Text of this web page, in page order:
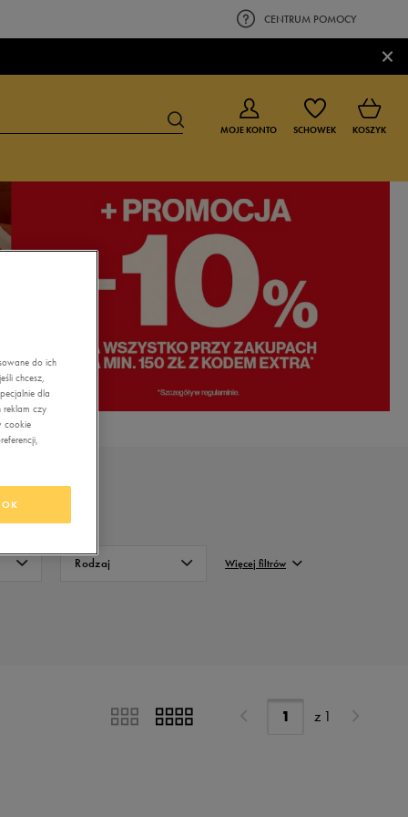
CENTRUM POMOCY
×
BUTY DLA CHŁOPCA BUTY DLA DZIEWCZYNKI
0-4 lat
4-8 lat
9-16 lat
MOJE KONTO SCHOWEK KOSZYK
Rodzaj Więcej filtrów
z 1
do ich
chcesz,
dla
reklam czy
cookie
OK